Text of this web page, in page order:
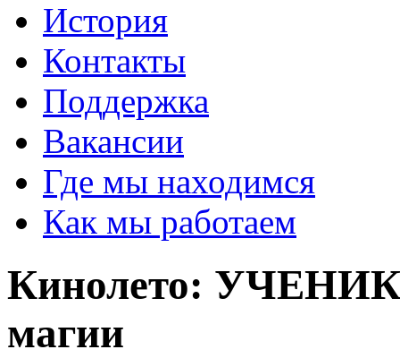
История
Контакты
Поддержка
Вакансии
Где мы находимся
Как мы работаем
Кинолето:
магии